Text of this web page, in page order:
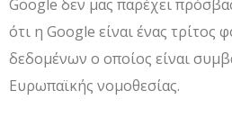
Google δεν μας παρέχει
ότι η Google είναι ένας τρίτος
δεδομένων ο οποίος είναι
Ευρωπαϊκής νομοθεσίας.